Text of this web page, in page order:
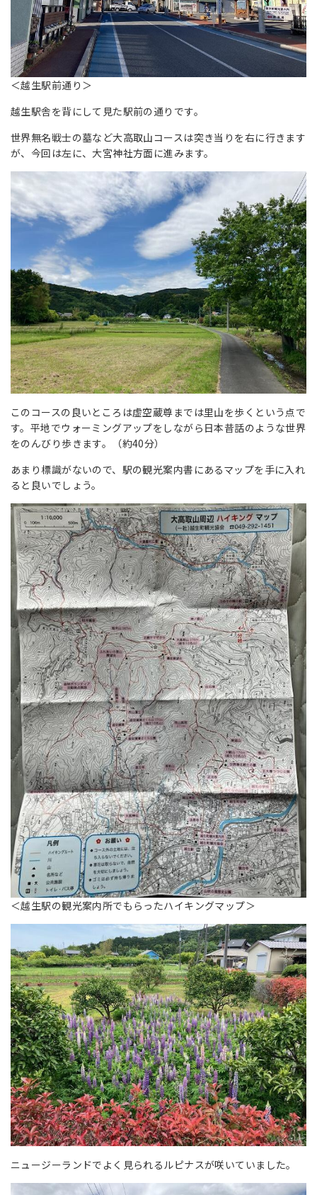
＜越生駅前通り＞
越生駅舎を背にして見た駅前の通りです。
世界無名戦士の墓など大高取山コースは突き当りを右に行きます
が、今回は左に、大宮神社方面に進みます。
このコースの良いところは虚空蔵尊までは里山を歩くという点で
す。平地でウォーミングアップをしながら日本昔話のような世界
をのんびり歩きます。（約40分）
あまり標識がないので、駅の観光案内書にあるマップを手に入れ
ると良いでしょう。
＜越生駅の観光案内所でもらったハイキングマップ＞
ニュージーランドでよく見られるルピナスが咲いていました。